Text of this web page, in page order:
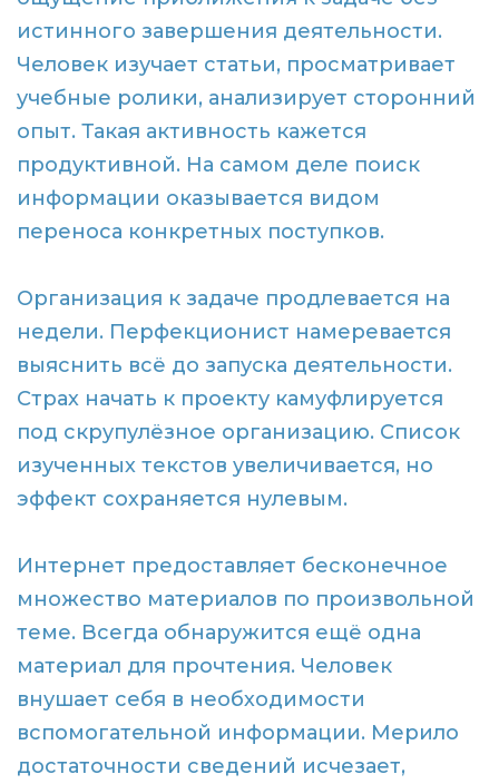
истинного завершения деятельности.
Человек изучает статьи, просматривает
учебные ролики, анализирует сторонний
опыт. Такая активность кажется
продуктивной. На самом деле поиск
информации оказывается видом
переноса конкретных поступков.
Организация к задаче продлевается на
недели. Перфекционист намеревается
выяснить всё до запуска деятельности.
Страх начать к проекту камуфлируется
под скрупулёзное организацию. Список
изученных текстов увеличивается, но
эффект сохраняется нулевым.
Интернет предоставляет бесконечное
множество материалов по произвольной
теме. Всегда обнаружится ещё одна
материал для прочтения. Человек
внушает себя в необходимости
вспомогательной информации. Мерило
достаточности сведений исчезает,